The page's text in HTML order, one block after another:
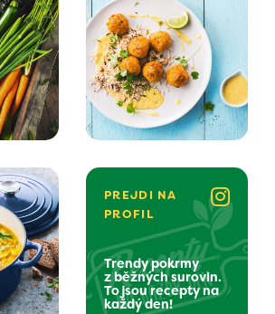
PREJDI NA
PROFIL
Trendy pokrmy
z běžných surovin.
To jsou recepty na
každý den!